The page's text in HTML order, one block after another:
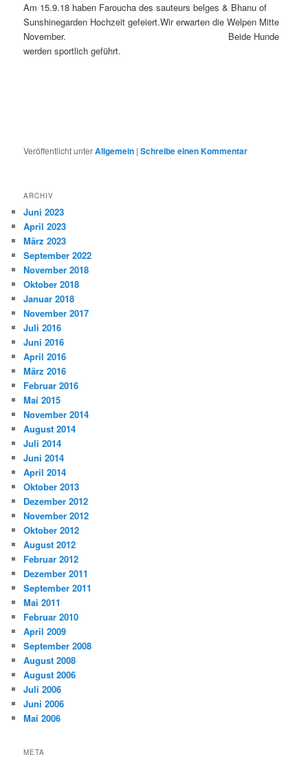
Am 15.9.18 haben Faroucha des sauteurs belges & Bhanu of
Sunshinegarden Hochzeit gefeiert.Wir erwarten die Welpen Mitte
November. Beide Hunde
werden sportlich geführt.
Veröffentlicht unterAllgemein |Schreibe einen Kommentar
ARCHIV
Juni 2023
April 2023
März 2023
September 2022
November 2018
Oktober 2018
Januar 2018
November 2017
Juli 2016
Juni 2016
April 2016
März 2016
Februar 2016
Mai 2015
November 2014
August 2014
Juli 2014
Juni 2014
April 2014
Oktober 2013
Dezember 2012
November 2012
Oktober 2012
August 2012
Februar 2012
Dezember 2011
September 2011
Mai 2011
Februar 2010
April 2009
September 2008
August 2008
August 2006
Juli 2006
Juni 2006
Mai 2006
META